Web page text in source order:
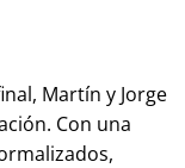
Martín y Jorge
Con una